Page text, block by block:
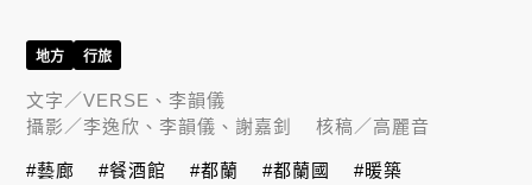
地方 行旅
文字／VERSE、李韻儀
攝影／李逸欣、李韻儀、謝嘉釗 核稿／高麗音
#藝廊 #餐酒館 #都蘭 #都蘭國
#暖築